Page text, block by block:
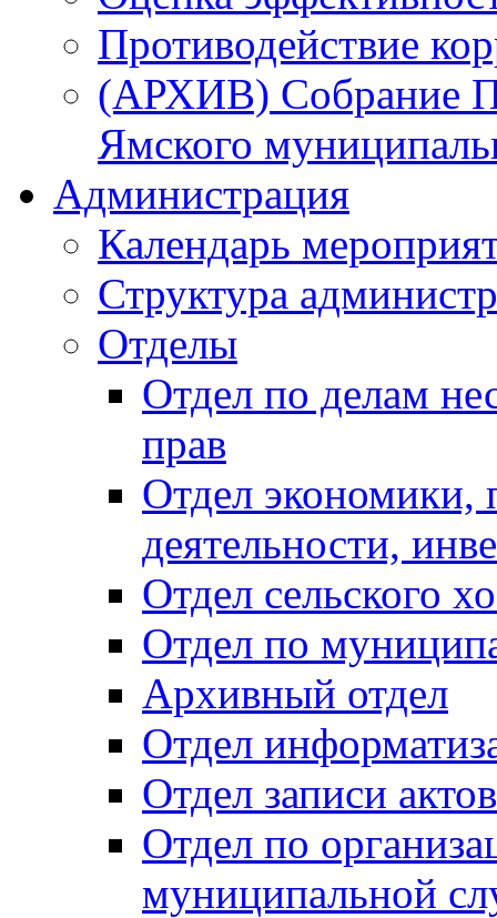
Противодействие
(АРХИВ) Собрание
Ямского
Администрация
Календарь
Структура
Отделы
Отдел по делам
прав
Отдел экономики,
деятельности,
Отдел сельского
Отдел по
Архивный отдел
Отдел
Отдел записи
Отдел по
муниципальной